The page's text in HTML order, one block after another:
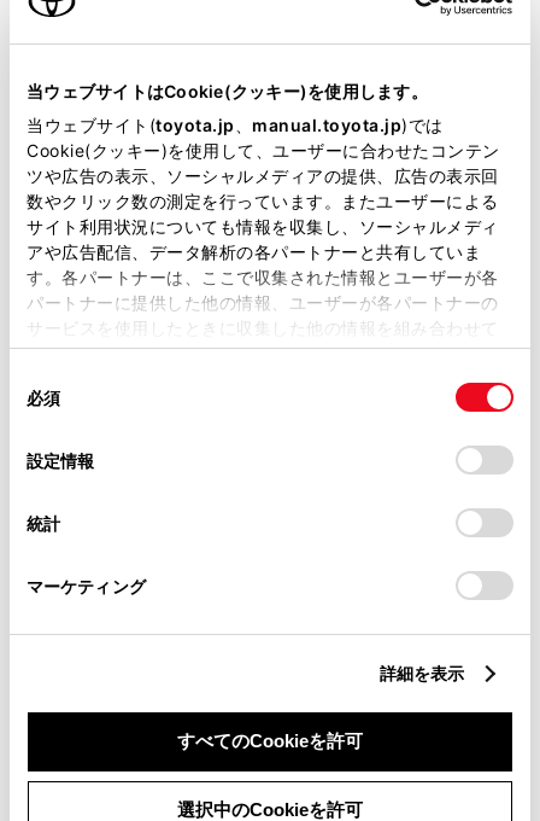
当ウェブサイトはCookie(クッキー)を使用します。
当ウェブサイト(toyota.jp manual.toyota.jp)では
Cookie(クッキー)を使用して、ユーザーに合わせたコンテン
ツや広告の表示、ソーシャルメディアの提供、広告の表示回
数やクリック数の測定を行っています。またユーザーによる
サイト利用状況についても情報を収集し、ソーシャルメディ
アや広告配信、データ解析の各パートナーと共有していま
す。各パートナーは、ここで収集された情報とユーザーが各
パートナーに提供した他の情報、ユーザーが各パートナーの
サービスを使用したときに収集した他の情報を組み合わせて
使用することがあります。当ウェブサイトの使用を続行する
デバイスにすべてのCookie(クッキー)が保存されることに同
意したことになります。Cookie(クッキー)のオプトアウト、
設定の変更、同意を撤回したりするにあたっては、当社の
「Cookie（クッキー）情報の取り扱いについて
」をご覧くだ
必須
設定情報
統計
マーケティング
詳細を表示
すべてのCookieを許可
選択中のCookieを許可
店長 水野 誠
室 伸一郎 山﨑 達也
営業スタッフ
サービスアドバイザー